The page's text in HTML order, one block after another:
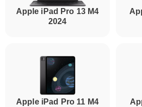
Apple iPad Pro 13 M4
2024
Apple iPad Pro 11 M4